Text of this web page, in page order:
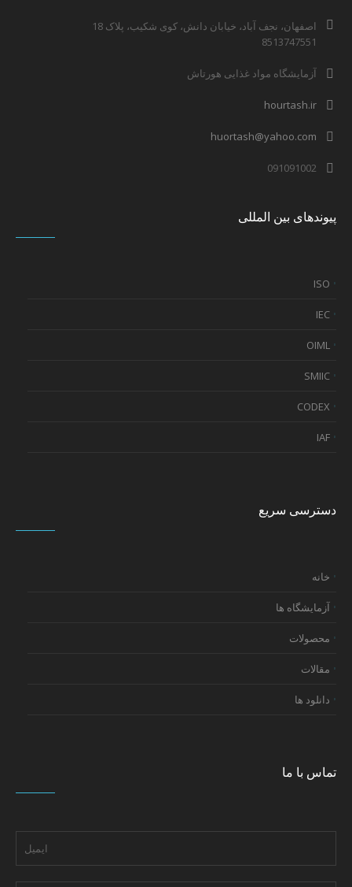
اصفهان، نجف آباد، خیابان دانش، کوی شکیب، پلاک 18
8513747551
آزمایشگاه مواد غذایی هورتاش
hourtash.ir
huortash@yahoo.com
091091002
پیوندهای بین المللی
ISO
IEC
OIML
SMIIC
CODEX
IAF
دسترسی سریع
خانه
آزمایشگاه ها
محصولات
مقالات
دانلود ها
تماس با ما